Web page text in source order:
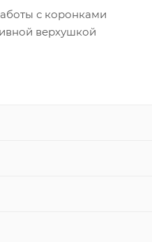
с коронками
верхушкой